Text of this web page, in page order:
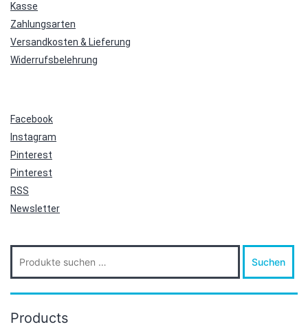
Kasse
Zahlungsarten
Versandkosten & Lieferung
Widerrufsbelehrung
Facebook
Instagram
Pinterest
Pinterest
RSS
Newsletter
nach:
Suchen
Products